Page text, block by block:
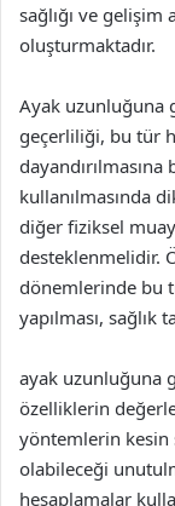
sağlığı ve
oluşturmaktadır.
Ayak uzunluğuna
geçerliliği, bu tür
kullanılmasında
diğer fiziksel
desteklenmelidir.
dönemlerinde bu
yapılması, sağlık
ayak uzunluğuna
özelliklerin
yöntemlerin kesin
olabileceği
hesaplamalar